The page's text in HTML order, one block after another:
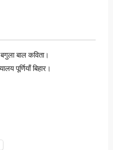
बगुला बाल कविता।
पूर्णियाँ बिहार।